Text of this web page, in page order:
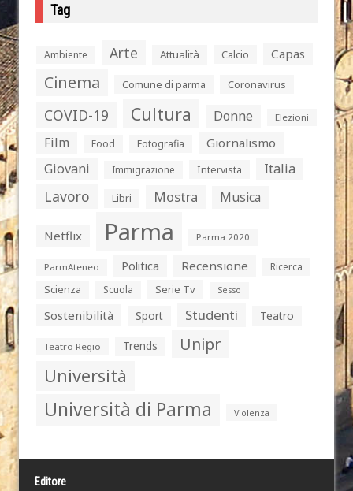
Tag
Ambiente Arte Attualità Calcio Capas
Cinema Comune di parma Coronavirus
COVID-19 Cultura Donne Elezioni
Film Food Fotografia Giornalismo
Giovani Immigrazione Intervista Italia
Lavoro Libri Mostra Musica
Netflix Parma Parma 2020
ParmAteneo Politica Recensione
Ricerca
Scienza
Scuola Serie Tv Sesso
Sostenibilità Sport Studenti Teatro
Teatro Regio Trends Unipr
Università
Università di Parma Violenza
Editore